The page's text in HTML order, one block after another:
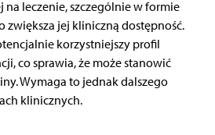
leczenie, szczególnie w formie
zwiększa jej kliniczną dostępność.
korzystniejszy profil
co sprawia, że może stanowić
Wymaga to jednak dalszego
klinicznych.